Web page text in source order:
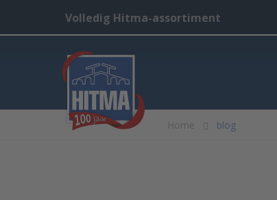
Volledig Hitma-assortiment
Home blog